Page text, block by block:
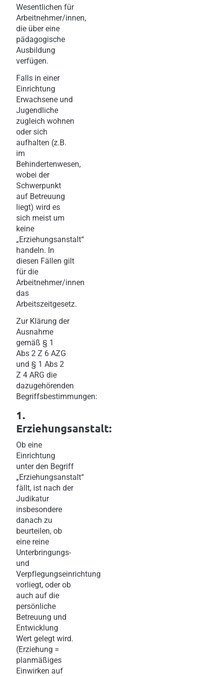
Wesentlichen für
Arbeitnehmer/innen,
die über eine
pädagogische
Ausbildung
verfügen.
Falls in einer
Einrichtung
Erwachsene und
Jugendliche
zugleich wohnen
oder sich
aufhalten (z.B.
im
Behindertenwesen,
wobei der
Schwerpunkt
auf Betreuung
liegt) wird es
sich meist um
keine
„Erziehungsanstalt“
handeln. In
diesen Fällen gilt
für die
Arbeitnehmer/innen
das
Arbeitszeitgesetz.
Zur Klärung der
Ausnahme
gemäß § 1
Abs 2 Z 6 AZG
und § 1 Abs 2
Z 4 ARG die
dazugehörenden
Begriffsbestimmungen:
1.
Erziehungsanstalt:
Ob eine
Einrichtung
unter den Begriff
„Erziehungsanstalt“
fällt, ist nach der
Judikatur
insbesondere
danach zu
beurteilen, ob
eine reine
Unterbringungs-
und
Verpflegungseinrichtung
vorliegt, oder ob
auch auf die
persönliche
Betreuung und
Entwicklung
Wert gelegt wird.
(Erziehung =
planmäßiges
Einwirken auf